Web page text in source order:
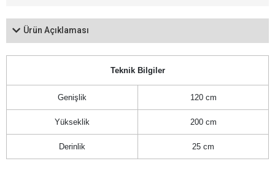
Ürün Açıklaması
Teknik Bilgiler
Genişlik 120 cm
Yükseklik 200 cm
Derinlik 25 cm